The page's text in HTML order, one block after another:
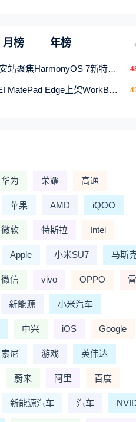
月榜 年榜
HDD西安站聚焦HarmonyOS 7新特性，解锁从互联到智能的应用开发新范式
HUAWEI MatePad Edge上架WorkBuddy鸿蒙PC版，说话就能干活的AI办公搭子
华为 荣耀 高通
苹果 AMD iQOO
微软 特斯拉 Intel
Apple 小米SU7 马斯
微信 vivo OPPO
新能源 小米汽车
中兴 iOS Google
索尼 游戏 英伟达
蔚来 阿里 百度
新能源汽车 汽车